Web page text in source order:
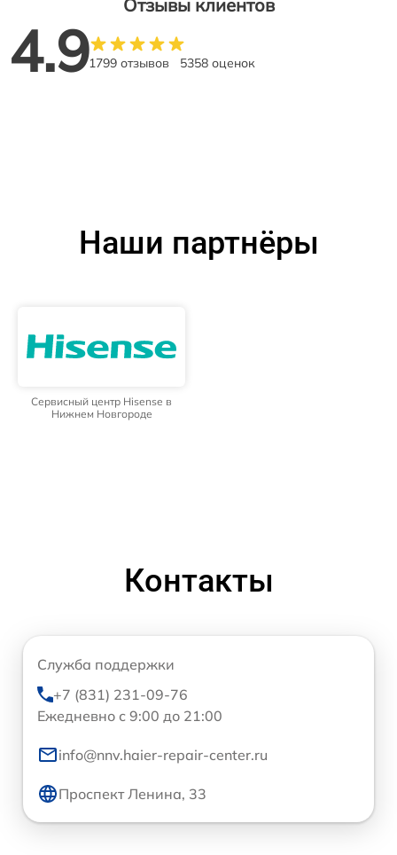
Отзывы клиентов
4.91799 отзывов 5358 оценок
Наши партнёры
Сервисный центр Hisense в
Нижнем Новгороде
Контакты
Служба поддержки
+7 (831) 231-09-76
Ежедневно с 9:00 до 21:00
info@nnv.haier-repair-center.ru
Проспект Ленина, 33